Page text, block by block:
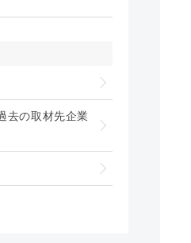
去の取材先企業